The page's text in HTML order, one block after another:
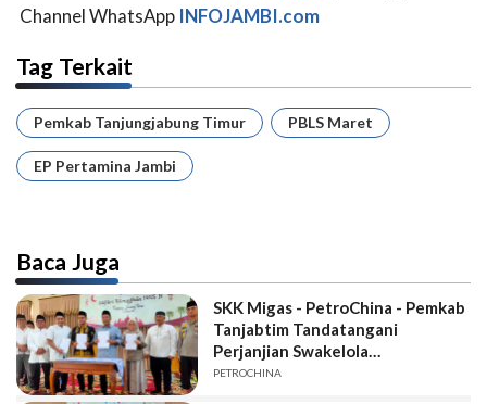
Channel WhatsApp INFOJAMBI.com
Tag Terkait
Pemkab Tanjungjabung Timur PBLS Maret
EP Pertamina Jambi
Baca Juga
SKK Migas - PetroChina - Pemkab
Tanjabtim Tandatangani
Perjanjian Swakelola
Pembangunan Jalan 6 Kilometer
PETROCHINA